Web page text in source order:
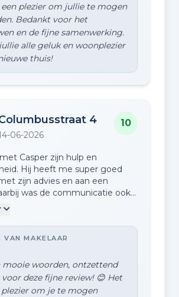
een plezier om jullie te mogen
Bedankt voor het
en de fijne samenwerking.
alle geluk en woonplezier
4
06-2026
10
Casper zijn hulp en
Hij heeft me super goed
zijn advies en aan een
was de communicatie ook
reageerde snel wanneer ik
VAN MAKELAAR
mooie woorden, ontzettend
deze fijne review! 😊 Het
plezier om je te mogen